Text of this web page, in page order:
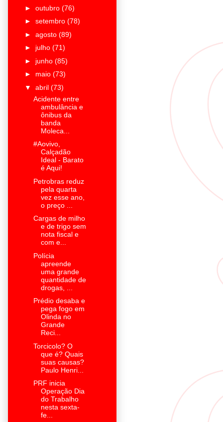
► outubro (76)
► setembro (78)
► agosto (89)
► julho (71)
► junho (85)
► maio (73)
▼ abril (73)
Acidente entre
ambulância e
ônibus da
banda
Moleca...
#Aovivo,
Calçadão
Ideal - Barato
é Aqui!
Petrobras reduz
pela quarta
vez esse ano,
o preço ...
Cargas de milho
e de trigo sem
nota fiscal e
com e...
Polícia
apreende
uma grande
quantidade de
drogas, ...
Prédio desaba e
pega fogo em
Olinda no
Grande
Reci...
Torcicolo? O
que é? Quais
suas causas?
Paulo Henri...
PRF inicia
Operação Dia
do Trabalho
nesta sexta-
fe...